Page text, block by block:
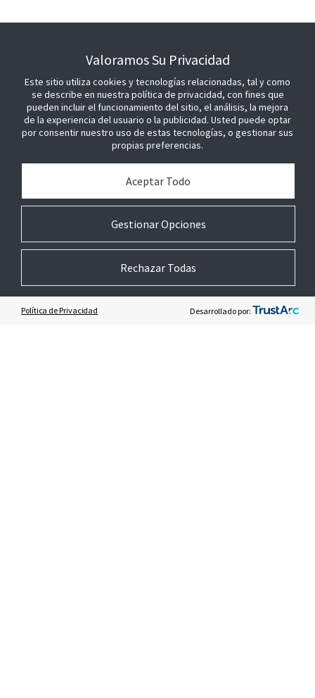
Contacte con nosotros para saber
más sobre Traffic Insights
Solicitar llamada
CONTACTO
+34 91 954 58 60
Valoramos Su Privacidad
Este sitio utiliza cookies y tecnologías relacionadas, tal y como
se describe en nuestra política de privacidad, con fines que
pueden incluir el funcionamiento del sitio, el análisis, la mejora
de la experiencia del usuario o la publicidad. Usted puede optar
por consentir nuestro uso de estas tecnologías, o gestionar sus
propias preferencias.
Gestionar Opciones
Aceptar Todo
Rechazar Todas
Política de Privacidad Desarrollado por: